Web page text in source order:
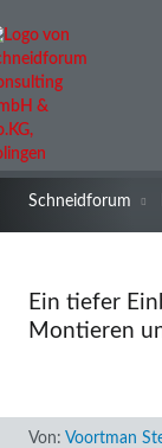
Schneidforum
Ein tiefer
Montieren
Von: Voortman